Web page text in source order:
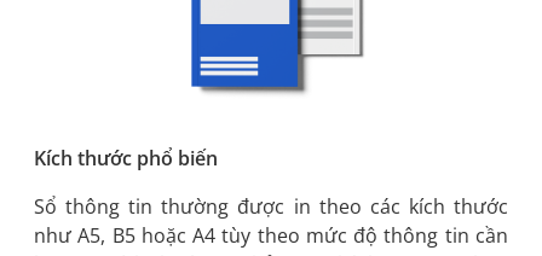
Kích thước phổ biến
Sổ thông tin thường được in theo các kích thước
như A5, B5 hoặc A4 tùy theo mức độ thông tin cần